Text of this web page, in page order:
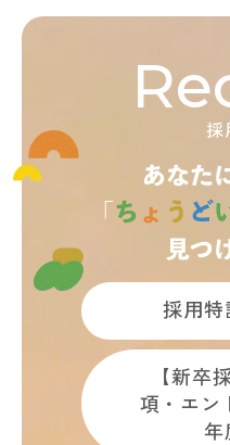
採
採用特
【新卒
項・エン
年